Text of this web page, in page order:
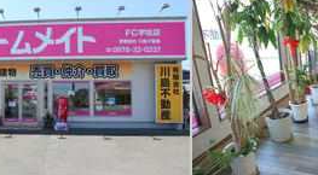
物件特集から
不動産会社から
TOP